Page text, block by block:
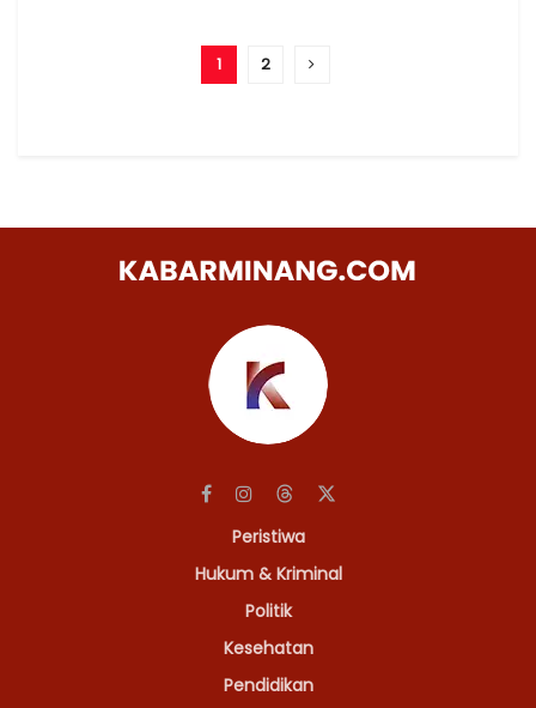
1 2
Peristiwa
Hukum & Kriminal
Politik
Kesehatan
Pendidikan